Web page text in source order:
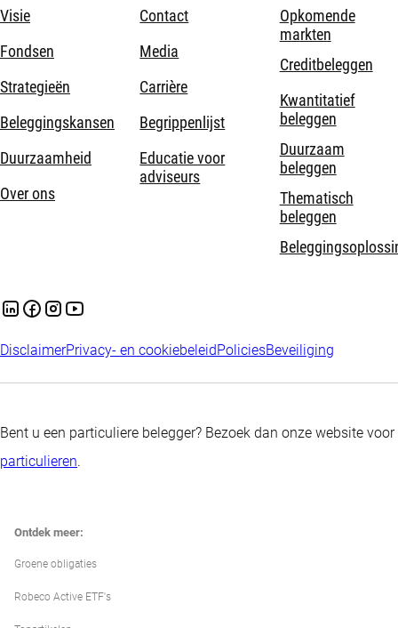
Visie
Fondsen
Strategieën
Beleggingskansen
Duurzaamheid
Over ons
Contact
Media
Carrière
Begrippenlijst
Educatie voor
adviseurs
Opkomende
markten
Creditbeleggen
Kwantitatief
beleggen
Duurzaam
beleggen
Thematisch
beleggen
DisclaimerPrivacy- en cookiebeleid PoliciesBeveiliging
Bent u een particuliere belegger? Bezoek dan onze website voor
particulieren.
Ontdek meer:
Groene obligaties
Robeco Active ETF's